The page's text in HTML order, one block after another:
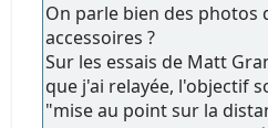
On parle bien des photos
accessoires ?
Sur les essais de Matt
que j'ai relayée, l'objectif
"mise au point sur la